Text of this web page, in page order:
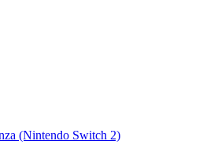
(Nintendo Switch 2)